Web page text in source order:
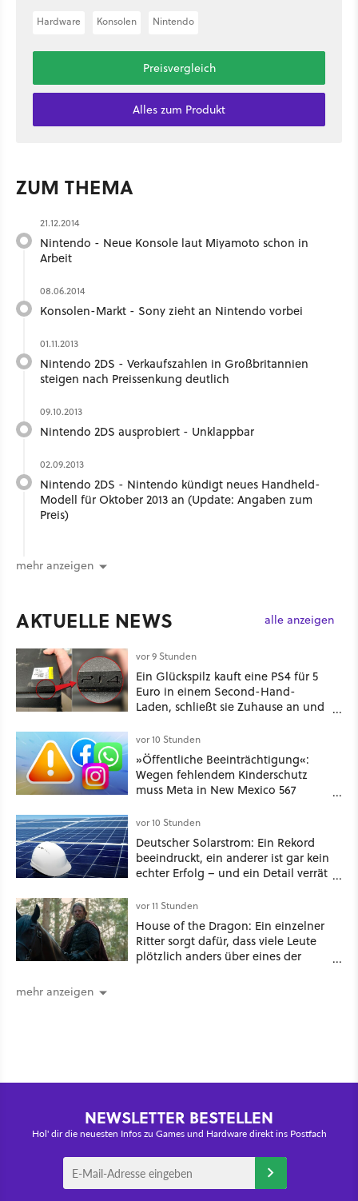
Hardware Konsolen Nintendo
Preisvergleich
Alles zum Produkt
ZUM THEMA
21.12.2014
Nintendo - Neue Konsole laut Miyamoto schon in
Arbeit
08.06.2014
Konsolen-Markt - Sony zieht an Nintendo vorbei
01.11.2013
Nintendo 2DS - Verkaufszahlen in Großbritannien
steigen nach Preissenkung deutlich
09.10.2013
Nintendo 2DS ausprobiert - Unklappbar
02.09.2013
Nintendo 2DS - Nintendo kündigt neues Handheld-
Modell für Oktober 2013 an (Update: Angaben zum
Preis)
mehr anzeigen
AKTUELLE NEWS alle anzeigen
vor 9 Stunden
Ein Glückspilz kauft eine PS4 für 5
Euro in einem Second-Hand-
Laden, schließt sie Zuhause an und
funktionierende PlayStation [Best of
GameStar]
vor 10 Stunden
»Öffentliche Beeinträchtigung«:
Wegen fehlendem Kinderschutz
muss Meta in New Mexico 567
vor 10 Stunden
Deutscher Solarstrom: Ein Rekord
beeindruckt, ein anderer ist gar kein
echter Erfolg – und ein Detail verrät
jede Zahl
vor 11 Stunden
House of the Dragon: Ein einzelner
Ritter sorgt dafür, dass viele Leute
plötzlich anders über eines der
mehr anzeigen
NEWSLETTER BESTELLEN
Hol' dir die neuesten Infos zu Games und Hardware direkt ins Postfach